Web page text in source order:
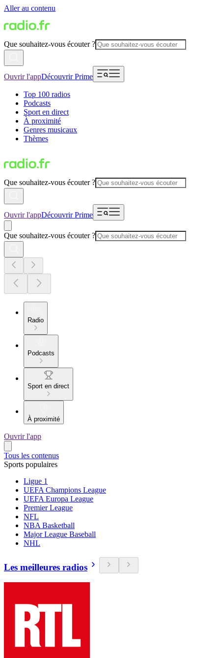
Aller au contenu
Que souhaitez-vous écouter ?
Ouvrir l'appDécouvrir Prime
Top 100 radios
Podcasts
Sport en direct
À proximité
Genres musicaux
Thèmes
Que souhaitez-vous écouter ?
Ouvrir l'appDécouvrir Prime
Que souhaitez-vous écouter ?
Radio
Podcasts
Sport en direct
À proximité
Ouvrir l'app
Tous les contenus
Sports populaires
Ligue 1
UEFA Champions League
UEFA Europa League
Premier League
NFL
NBA Basketball
Major League Baseball
NHL
Les meilleures radios